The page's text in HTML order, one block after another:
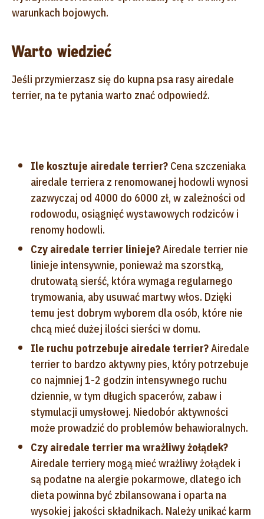
warunkach bojowych.
Warto wiedzieć
Jeśli przymierzasz się do kupna psa rasy airedale
terrier, na te pytania warto znać odpowiedź.
Ile kosztuje airedale terrier? Cena szczeniaka
airedale terriera z renomowanej hodowli wynosi
zazwyczaj od 4000 do 6000 zł, w zależności od
rodowodu, osiągnięć wystawowych rodziców i
renomy hodowli.
Czy airedale terrier linieje?Airedale terrier nie
linieje intensywnie, ponieważ ma szorstką,
drutowatą sierść, która wymaga regularnego
trymowania, aby usuwać martwy włos. Dzięki
temu jest dobrym wyborem dla osób, które nie
chcą mieć dużej ilości sierści w domu.
Ile ruchu potrzebuje airedale terrier?Airedale
terrier to bardzo aktywny pies, który potrzebuje
co najmniej 1-2 godzin intensywnego ruchu
dziennie, w tym długich spacerów, zabaw i
stymulacji umysłowej. Niedobór aktywności
może prowadzić do problemów behawioralnych.
Czy airedale terrier ma wrażliwy żołądek?
Airedale terriery mogą mieć wrażliwy żołądek i
są podatne na alergie pokarmowe, dlatego ich
dieta powinna być zbilansowana i oparta na
wysokiej jakości składnikach. Należy unikać karm